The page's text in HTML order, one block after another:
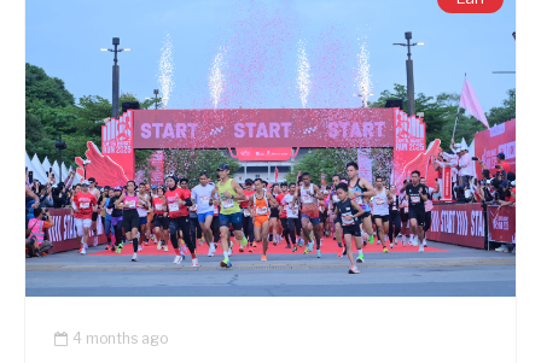
EVENT CALENDAR
CONTACT
4 months ago